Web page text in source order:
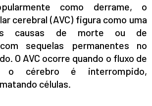
como derrame, o
cerebral (AVC) figura como uma
causas de morte ou de
sequelas permanentes no
O AVC ocorre quando o fluxo de
o cérebro é interrompido,
células.